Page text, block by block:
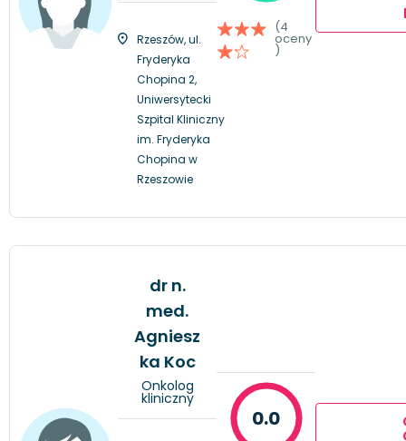
Rzeszów, ul.
Fryderyka
Chopina 2,
Uniwersytecki
Szpital Kliniczny
im. Fryderyka
Chopina w
Rzeszowie
(4
oceny
)
dr n.
med.
Agniesz
ka Koc
Onkolog
kliniczny
0.0